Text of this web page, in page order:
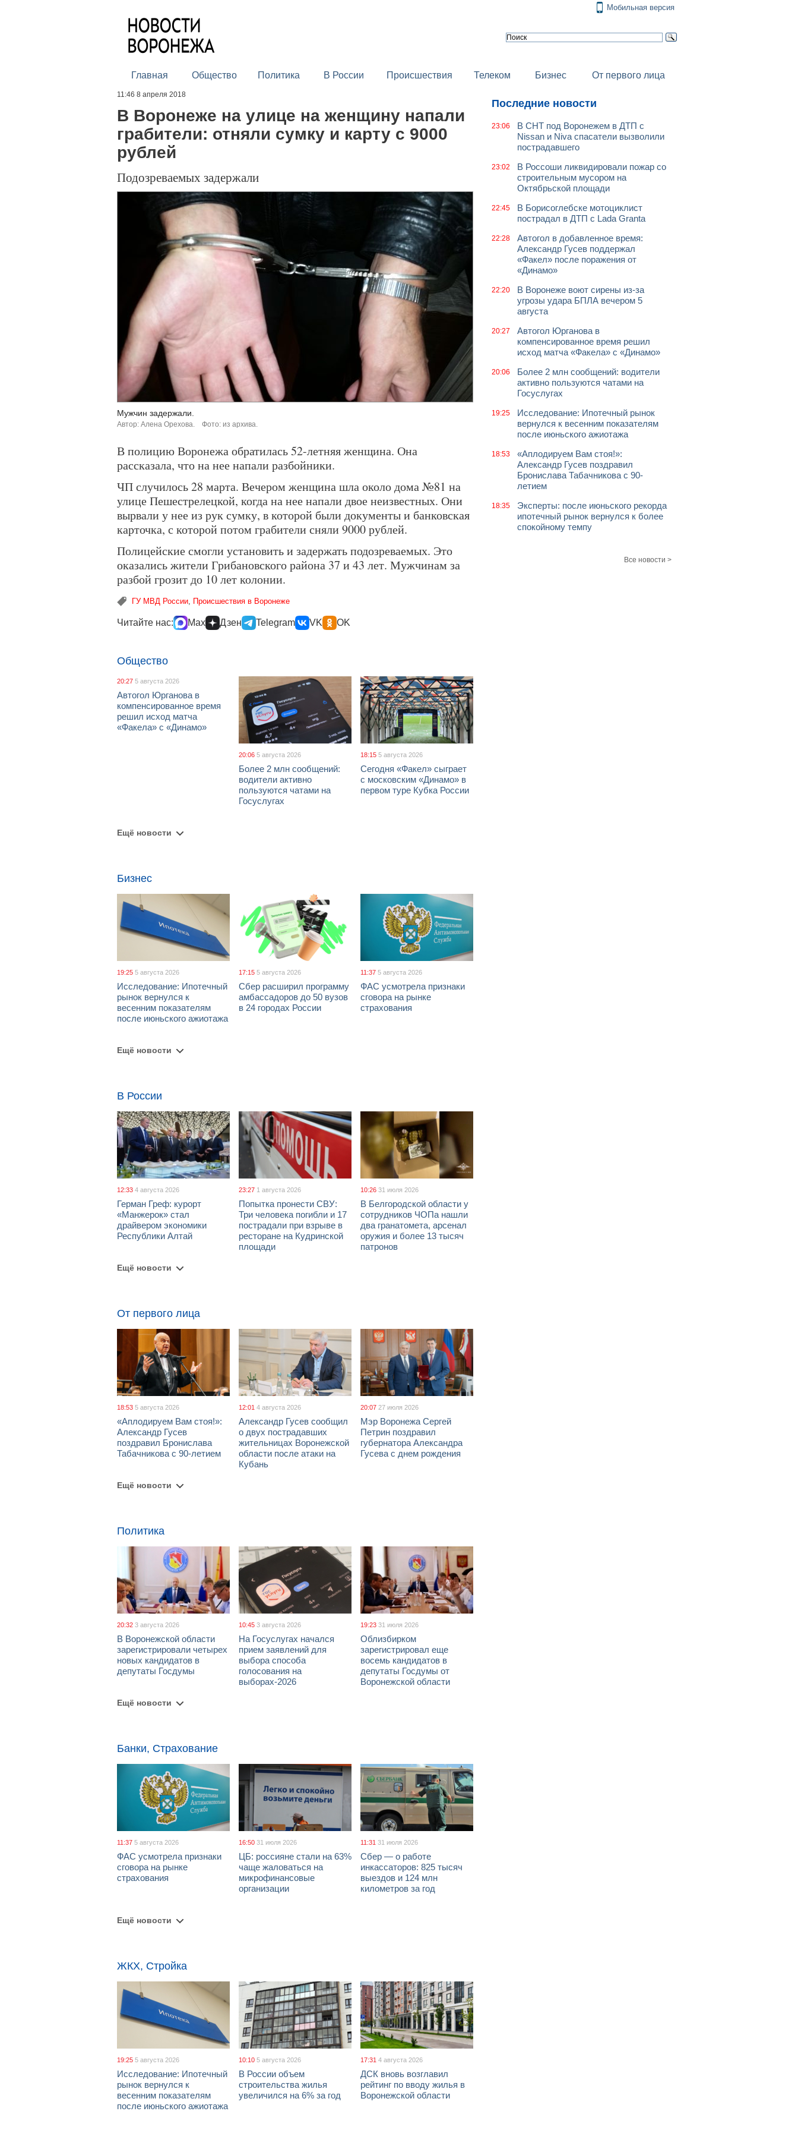
Мобильная версия
Главная Общество Политика В России Происшествия Телеком Бизнес От первого лица
11:46 8 апреля 2018
В Воронеже на улице на женщину напали
грабители: отняли сумку и карту с 9000
рублей
Подозреваемых задержали
Мужчин задержали.
Автор: Алена Орехова. Фото: из архива.
В полицию Воронежа обратилась 52-летняя женщина. Она
рассказала, что на нее напали разбойники.
ЧП случилось 28 марта. Вечером женщина шла около дома №81 на
улице Пешестрелецкой, когда на нее напали двое неизвестных. Они
вырвали у нее из рук сумку, в которой были документы и банковская
карточка, с которой потом грабители сняли 9000 рублей.
Полицейские смогли установить и задержать подозреваемых. Это
оказались жители Грибановского района 37 и 43 лет. Мужчинам за
разбой грозит до 10 лет колонии.
ГУ МВД России, Происшествия в Воронеже
Читайте нас: Max Дзен Telegram VK OK
Общество
20:27 5 августа 2026
Автогол Юрганова в
компенсированное время
решил исход матча
«Факела» с «Динамо»
20:06 5 августа 2026
Более 2 млн сообщений:
водители активно
пользуются чатами на
Госуслугах
18:15 5 августа 2026
Сегодня «Факел» сыграет
с московским «Динамо» в
первом туре Кубка России
Ещё новости
Бизнес
19:25 5 августа 2026
Исследование: Ипотечный
рынок вернулся к
весенним показателям
после июньского ажиотажа
17:15 5 августа 2026
Сбер расширил программу
амбассадоров до 50 вузов
в 24 городах России
11:37 5 августа 2026
ФАС усмотрела признаки
сговора на рынке
страхования
Ещё новости
В России
12:33 4 августа 2026
Герман Греф: курорт
«Манжерок» стал
драйвером экономики
Республики Алтай
23:27 1 августа 2026
Попытка пронести СВУ:
Три человека погибли и 17
пострадали при взрыве в
ресторане на Кудринской
площади
10:26 31 июля 2026
В Белгородской области у
сотрудников ЧОПа нашли
два гранатомета, арсенал
оружия и более 13 тысяч
патронов
Ещё новости
От первого лица
18:53 5 августа 2026
«Аплодируем Вам стоя!»:
Александр Гусев
поздравил Бронислава
Табачникова с 90-летием
12:01 4 августа 2026
Александр Гусев сообщил
о двух пострадавших
жительницах Воронежской
области после атаки на
Кубань
20:07 27 июля 2026
Мэр Воронежа Сергей
Петрин поздравил
губернатора Александра
Гусева с днем рождения
Ещё новости
Политика
20:32 3 августа 2026
В Воронежской области
зарегистрировали четырех
новых кандидатов в
депутаты Госдумы
10:45 3 августа 2026
На Госуслугах начался
прием заявлений для
выбора способа
голосования на
выборах-2026
19:23 31 июля 2026
Облизбирком
зарегистрировал еще
восемь кандидатов в
депутаты Госдумы от
Воронежской области
Ещё новости
Банки, Страхование
11:37 5 августа 2026
ФАС усмотрела признаки
сговора на рынке
страхования
16:50 31 июля 2026
ЦБ: россияне стали на 63%
чаще жаловаться на
микрофинансовые
организации
11:31 31 июля 2026
Сбер — о работе
инкассаторов: 825 тысяч
выездов и 124 млн
километров за год
Ещё новости
ЖКХ, Стройка
19:25 5 августа 2026
Исследование: Ипотечный
рынок вернулся к
весенним показателям
после июньского ажиотажа
10:10 5 августа 2026
В России объем
строительства жилья
увеличился на 6% за год
17:31 4 августа 2026
ДСК вновь возглавил
рейтинг по вводу жилья в
Воронежской области
Последние новости
23:06
В СНТ под Воронежем в ДТП с
Nissan и Niva спасатели вызволили
пострадавшего
23:02
В Россоши ликвидировали пожар со
строительным мусором на
Октябрьской площади
22:45
В Борисоглебске мотоциклист
пострадал в ДТП с Lada Granta
22:28
Автогол в добавленное время:
Александр Гусев поддержал
«Факел» после поражения от
«Динамо»
22:20
В Воронеже воют сирены из-за
угрозы удара БПЛА вечером 5
августа
20:27
Автогол Юрганова в
компенсированное время решил
исход матча «Факела» с «Динамо»
20:06
Более 2 млн сообщений: водители
активно пользуются чатами на
Госуслугах
19:25
Исследование: Ипотечный рынок
вернулся к весенним показателям
после июньского ажиотажа
18:53
«Аплодируем Вам стоя!»:
Александр Гусев поздравил
Бронислава Табачникова с 90-
летием
18:35
Эксперты: после июньского рекорда
ипотечный рынок вернулся к более
спокойному темпу
Все новости >